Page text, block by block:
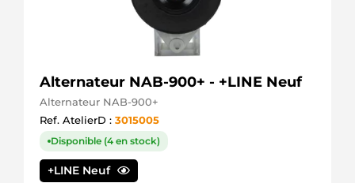
Alternateur NAB-900+ - +LINE Neuf
Alternateur NAB-900+
Ref. AtelierD : 3015005
Disponible (4 en stock)
+LINE Neuf